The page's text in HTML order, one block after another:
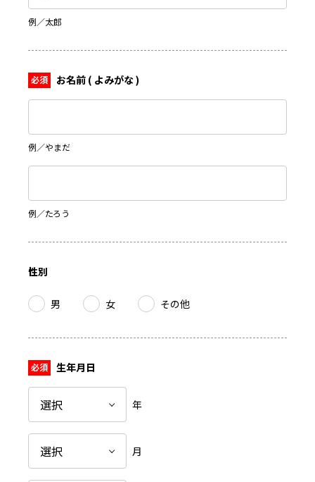
例／太郎
お名前 ( よみがな )
例／やまだ
例／たろう
性別
男 女 その他
生年月日
年
月